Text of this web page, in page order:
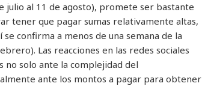
julio al 11 de agosto), promete ser bastante
tener que pagar sumas relativamente altas,
confirma a menos de una semana de la
Las reacciones en las redes sociales
no solo ante la complejidad del
ante los montos a pagar para obtener